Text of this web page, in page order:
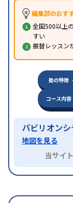
編集部のおす
全国500以上
すい
振替レッスン
塾の特徴
コース内容
パビリオン
地図を見る
当サイ